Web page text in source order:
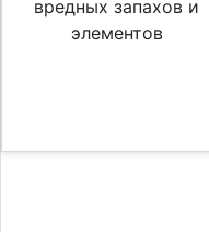
вредных запахов и
элементов